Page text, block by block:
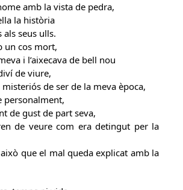
amb la vista de pedra,
la història
als seus ulls.
un cos mort,
i l’aixecava de bell nou
de viure,
misteriós de ser de la meva època,
personalment,
de gust de part seva,
de veure com era detingut per la
que el mal queda explicat amb la